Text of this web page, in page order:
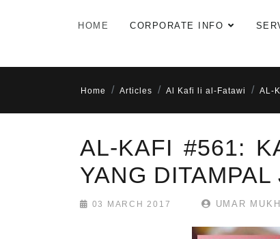
HOME CORPORATE INFO
Home Articles Al Kafi li al-Fatawi AL-
AL-KAFI #561:
YANG DITAMPAL
03 MARCH 2017 UMAR